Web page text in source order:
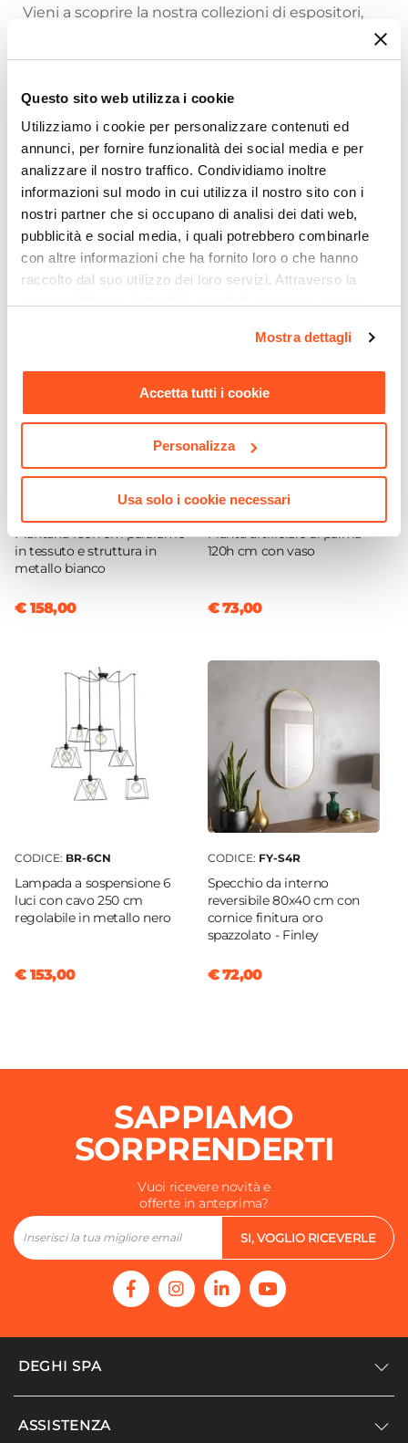
Questo sito web utilizza i cookie
Utilizziamo i cookie per personalizzare contenuti ed
annunci, per fornire funzionalità dei social media e per
analizzare il nostro traffico. Condividiamo inoltre
informazioni sul modo in cui utilizza il nostro sito con i
nostri partner che si occupano di analisi dei dati web,
pubblicità e social media, i quali potrebbero combinarle
con altre informazioni che ha fornito loro o che hanno
raccolto dal suo utilizzo dei loro servizi. Attraverso la
momento. Per maggiori informazioni si invita a leggere la
Mostra dettagli
Accetta tutti i cookie
Personalizza
Usa solo i cookie necessari
Vieni a scoprire la nostra collezioni di espositori,
preferito?
Riepilogo Caratteristiche
Caratteristiche
Tipologia
Espositore
Dimensioni
78 x 16 cm
Altezza
Materiale
Colore
Ti suggeriamo anche
Piantana 160h cm paralume
in tessuto e struttura in
metallo bianco
€ 158,00
CODICE:PART-618
Pianta artificiale di palma
120h cm con vaso
€ 73,00
CODICE: BR-6CN
Lampada a sospensione 6
luci con cavo 250 cm
regolabile in metallo nero
€ 153,00
CODICE: FY-S4R
Specchio da interno
reversibile 80x40 cm con
cornice finitura oro
spazzolato - Finley
€ 72,00
SAPPIAMO
SORPRENDERTI
Vuoi ricevere novità e
offerte in anteprima?
SI, VOGLIO RICEVERLE
DEGHI SPA
Accedi/Registrati
ASSISTENZA